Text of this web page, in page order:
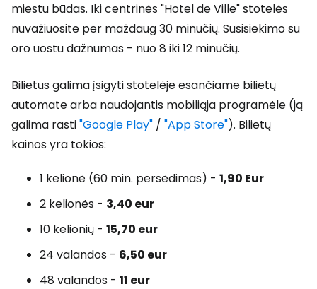
miestu būdas. Iki centrinės "Hotel de Ville" stotelės
nuvažiuosite per maždaug 30 minučių. Susisiekimo su
oro uostu dažnumas - nuo 8 iki 12 minučių.
Bilietus galima įsigyti stotelėje esančiame bilietų
automate arba naudojantis mobiliąja programėle (ją
galima rasti"Google Play" / "App Store"). Bilietų
kainos yra tokios:
1 kelionė (60 min. persėdimas) - 1,90 Eur
2 kelionės - 3,40 eur
10 kelionių - 15,70 eur
24 valandos - 6,50 eur
48 valandos - 11 eur